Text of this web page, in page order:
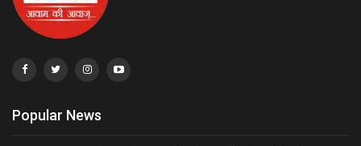
Popular News